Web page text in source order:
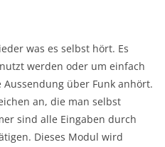
was es selbst hört. Es
werden oder um einfach
über Funk anhört.
an, die man selbst
sind alle Eingaben durch
Dieses Modul wird